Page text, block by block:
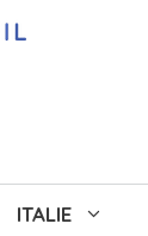
ITALIE